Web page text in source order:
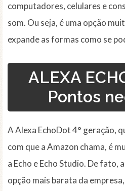
computadores, celulares e
som. Ou seja, é uma opção
expande as formas como se
ALEXA
Pontos
A Alexa EchoDot 4° geração,
com que a Amazon chama, é
a Echo e Echo Studio. De fato,
opção mais barata da